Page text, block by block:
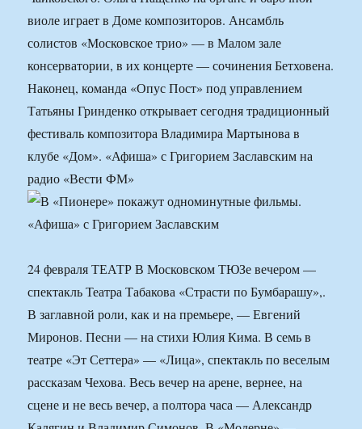
виоле играет в Доме композиторов. Ансамбль
солистов «Московское трио» — в Малом зале
консерватории, в их концерте — сочинения Бетховена.
Наконец, команда «Опус Пост» под управлением
Татьяны Гринденко открывает сегодня традиционный
фестиваль композитора Владимира Мартынова в
клубе «Дом». «Афиша» с Григорием Заславским на
радио «Вести ФМ»
24 февраля ТЕАТР В Московском ТЮЗе вечером —
спектакль Театра Табакова «Страсти по Бумбарашу»,.
В заглавной роли, как и на премьере, — Евгений
Миронов. Песни — на стихи Юлия Кима. В семь в
театре «Эт Сеттера» — «Лица», спектакль по веселым
рассказам Чехова. Весь вечер на арене, вернее, на
сцене и не весь вечер, а полтора часа — Александр